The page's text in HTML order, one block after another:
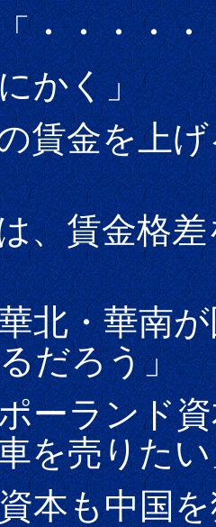
・・・・
かく」
金を上げ
賃金格差
・華南が
だろう」
ランド資
を売りた
も中国を